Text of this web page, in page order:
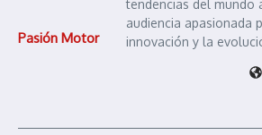
Pasión Motor
tendencias del mundo
audiencia apasionada
innovación y la